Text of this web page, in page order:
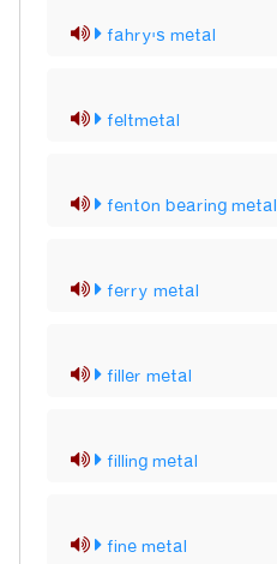
fahry's metal
feltmetal
fenton bearing metal
ferry metal
filler metal
filling metal
fine metal